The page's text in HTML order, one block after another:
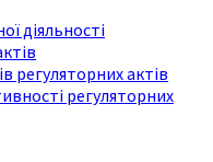
діяльності
регуляторних актів
регуляторних